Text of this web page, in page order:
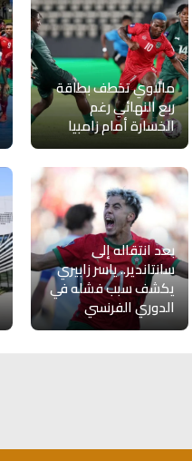
مالاوي تخطف بطاقة
ربع النهائي رغم
الخسارة أمام زامبيا
بعد انتقاله إلى
سانتاندير.. ياسر زابيري
يكشف سبب فشله في
الدوري الفرنسي